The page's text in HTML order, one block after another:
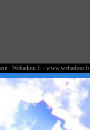
: Webadour.fr - www.webadour.fr